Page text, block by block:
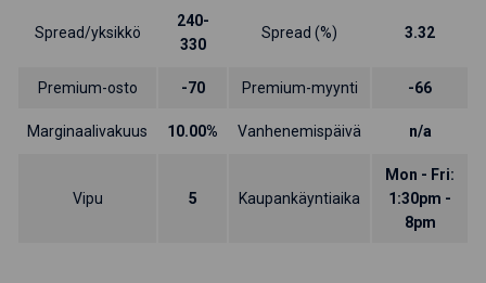
Spread/yksikkö
240-
330
Spread (%) 3.32
Premium-osto -70 Premium-myynti -66
Marginaalivakuus 10.00% Vanhenemispäivä n/a
Vipu 5 Kaupankäyntiaika
Mon - Fri:
1:30pm -
8pm